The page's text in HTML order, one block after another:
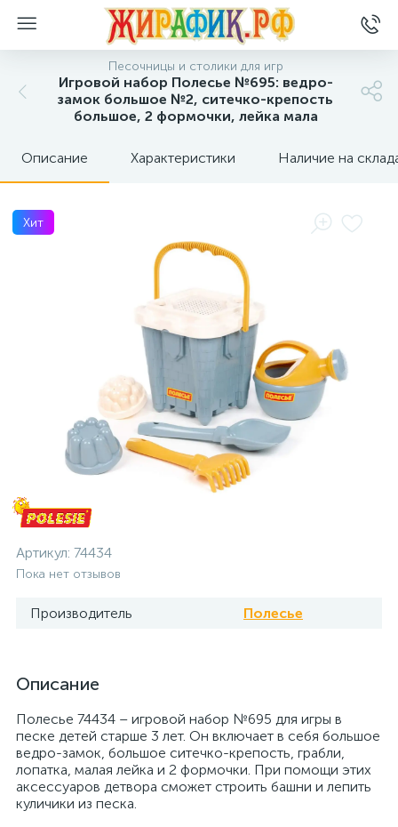
Песочницы и столики для игр
Игровой набор Полесье №695: ведро-
замок большое №2, ситечко-крепость
большое, 2 формочки, лейка мала
Описание Характеристики Наличие на
Хит
Артикул: 74434
Пока нет отзывов
Производитель Полесье
Описание
Полесье 74434 – игровой набор №695 для игры в
песке детей старше 3 лет. Он включает в себя большое
ведро-замок, большое ситечко-крепость, грабли,
лопатка, малая лейка и 2 формочки. При помощи этих
аксессуаров детвора сможет строить башни и лепить
куличики из песка.